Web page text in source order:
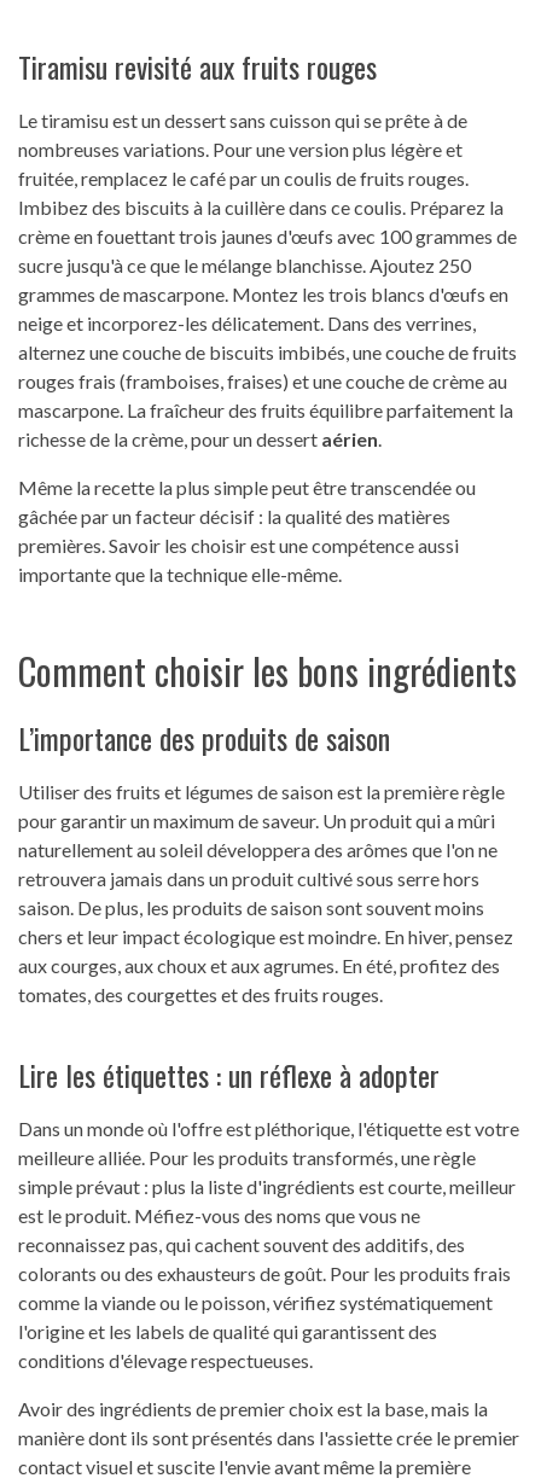
Tiramisu revisité aux fruits rouges
Le tiramisu est un dessert sans cuisson qui se prête à de
nombreuses variations. Pour une version plus légère et
fruitée, remplacez le café par un coulis de fruits rouges.
Imbibez des biscuits à la cuillère dans ce coulis. Préparez la
crème en fouettant trois jaunes d'œufs avec 100 grammes de
sucre jusqu'à ce que le mélange blanchisse. Ajoutez 250
grammes de mascarpone. Montez les trois blancs d'œufs en
neige et incorporez-les délicatement. Dans des verrines,
alternez une couche de biscuits imbibés, une couche de fruits
rouges frais (framboises, fraises) et une couche de crème au
mascarpone. La fraîcheur des fruits équilibre parfaitement la
richesse de la crème, pour un dessert aérien.
Même la recette la plus simple peut être transcendée ou
gâchée par un facteur décisif : la qualité des matières
premières. Savoir les choisir est une compétence aussi
importante que la technique elle-même.
Comment choisir les bons ingrédients
L’importance des produits de saison
Utiliser des fruits et légumes de saison est la première règle
pour garantir un maximum de saveur. Un produit qui a mûri
naturellement au soleil développera des arômes que l'on ne
retrouvera jamais dans un produit cultivé sous serre hors
saison. De plus, les produits de saison sont souvent moins
chers et leur impact écologique est moindre. En hiver, pensez
aux courges, aux choux et aux agrumes. En été, profitez des
tomates, des courgettes et des fruits rouges.
Lire les étiquettes : un réflexe à adopter
Dans un monde où l'offre est pléthorique, l'étiquette est votre
meilleure alliée. Pour les produits transformés, une règle
simple prévaut : plus la liste d'ingrédients est courte, meilleur
est le produit. Méfiez-vous des noms que vous ne
reconnaissez pas, qui cachent souvent des additifs, des
colorants ou des exhausteurs de goût. Pour les produits frais
comme la viande ou le poisson, vérifiez systématiquement
l'origine et les labels de qualité qui garantissent des
conditions d'élevage respectueuses.
Avoir des ingrédients de premier choix est la base, mais la
manière dont ils sont présentés dans l'assiette crée le premier
contact visuel et suscite l'envie avant même la première